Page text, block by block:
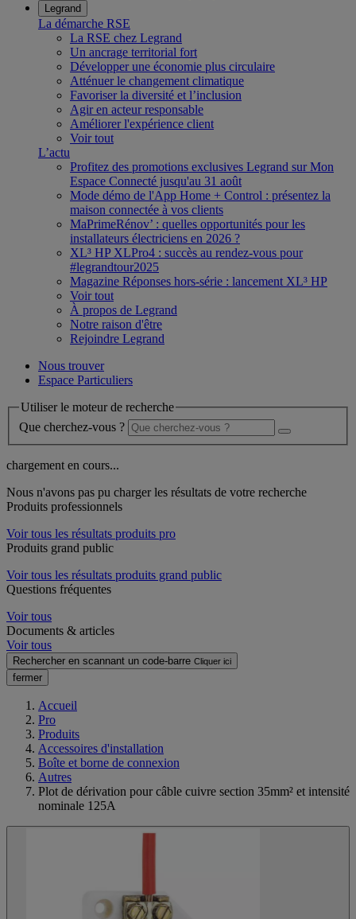
Legrand
La démarche RSE
La RSE chez Legrand
Un ancrage territorial fort
Développer une économie plus circulaire
Atténuer le changement climatique
Favoriser la diversité et l’inclusion
Agir en acteur responsable
Améliorer l'expérience client
Voir tout
L’actu
Profitez des promotions exclusives Legrand sur Mon
Espace Connecté jusqu'au 31 août
Mode démo de l'App Home + Control : présentez la
maison connectée à vos clients
MaPrimeRénov’ : quelles opportunités pour les
installateurs électriciens en 2026 ?
XL³ HP XLPro4 : succès au rendez-vous pour
#legrandtour2025
Magazine Réponses hors-série : lancement XL³ HP
Voir tout
À propos de Legrand
Notre raison d'être
Rejoindre Legrand
Nous trouver
Espace Particuliers
Utiliser le moteur de recherche
Que cherchez-vous ?
chargement en cours...
Nous n'avons pas pu charger les résultats de votre recherche
Produits professionnels
Voir tous les résultats produits pro
Produits grand public
Voir tous les résultats produits grand public
Questions fréquentes
Voir tous
Documents & articles
Voir tous
Rechercher en scannant un code-barre Cliquer ici
fermer
Accueil
Pro
Produits
Accessoires d'installation
Boîte et borne de connexion
Autres
Plot de dérivation pour câble cuivre section 35mm² et intensité
nominale 125A